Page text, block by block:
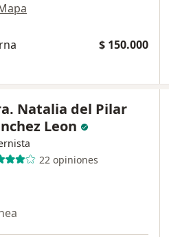
$ 150.000
Natalia del Pilar
Leon
22 opiniones